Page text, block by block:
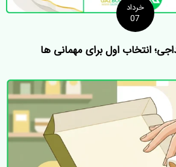
خرداد
07
انتخاب اول برای مهمانی ها